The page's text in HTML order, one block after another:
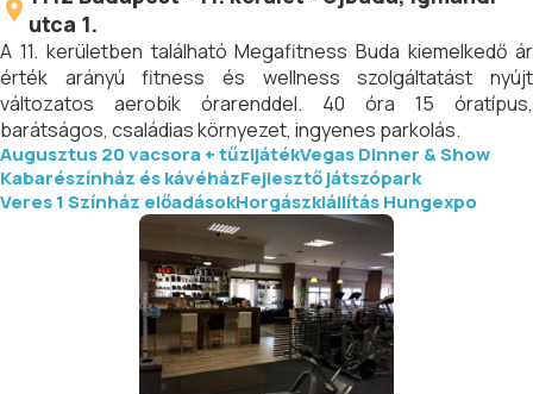
utca 1.
A 11. kerületben található Megafitness Buda kiemelkedő ár
érték arányú fitness és wellness szolgáltatást nyújt
változatos aerobik órarenddel. 40 óra 15 óratípus,
barátságos, családias környezet, ingyenes parkolás.
Augusztus 20 vacsora + tűzijátékVegas Dinner & Show
Kabarészínház és kávéházFejlesztő játszópark
Veres 1 Színház előadásokHorgászkiállítás Hungexpo